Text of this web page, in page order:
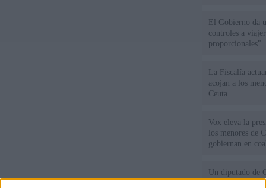
El Gobierno da
controles a
proporcionales"
La Fiscalía
acojan a los
Ceuta
Vox eleva la
los menores de
gobiernan en
Un diputado de
ante la Fiscalía